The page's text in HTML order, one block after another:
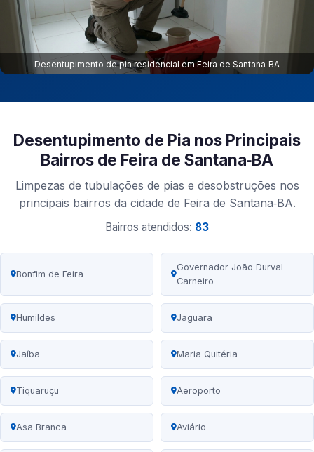
Desentupimento de pia residencial em Feira de Santana‑BA
Desentupimento de Pia nos Principais
Bairros de Feira de Santana‑BA
Limpezas de tubulações de pias e desobstruções nos
principais bairros da cidade de Feira de Santana‑BA.
Bairros atendidos: 83
Bonfim de Feira
Governador João Durval
Carneiro
Humildes Jaguara
Jaíba Maria Quitéria
Tiquaruçu Aeroporto
Asa Branca Aviário